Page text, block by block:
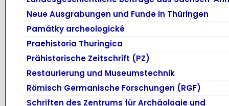
Neue Ausgrabungen und Funde in Thüringen
Památky archeologické
Praehistoria Thuringica
Prähistorische Zeitschrift (PZ)
Restaurierung und Museumstechnik
Römisch Germanische Forschungen (RGF)
Schriften des Zentrums für Archäologie und